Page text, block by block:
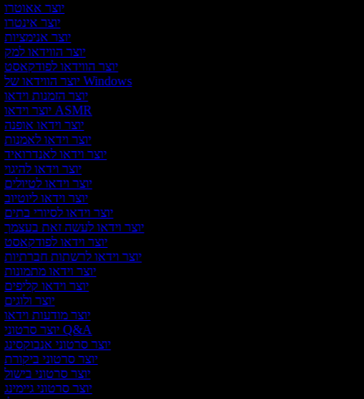
יוצר אאוטרו
יוצר אינטרו
יוצר אנימציות
יוצר הווידאו למק
יוצר הווידאו לפודקאסט
יוצר הווידאו של Windows
יוצר הזמנות וידאו
יוצר וידאו ASMR
יוצר וידאו אופנה
יוצר וידאו לאמנות
יוצר וידאו לאנדרואיד
יוצר וידאו להיגוי
יוצר וידאו לטיולים
יוצר וידאו ליוטיוב
יוצר וידאו לסיורי בתים
יוצר וידאו לעשה זאת בעצמך
יוצר וידאו לפודקאסט
יוצר וידאו לרשתות חברתיות
יוצר וידאו מתמונות
יוצר וידאו קליפים
יוצר ולוגים
יוצר מודעות וידאו
יוצר סרטוני Q&A
יוצר סרטוני אנבוקסינג
יוצר סרטוני ביקורת
יוצר סרטוני בישול
יוצר סרטוני גיימינג